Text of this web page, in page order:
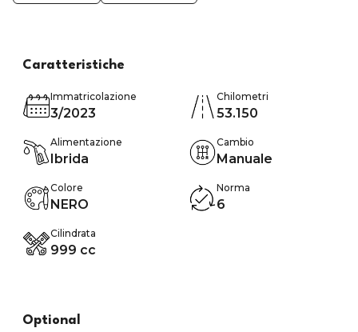
Caratteristiche
Immatricolazione
3/2023
Chilometri
53.150
Alimentazione
Ibrida
Cambio
Manuale
Colore
NERO
Norma
6
Cilindrata
999 cc
Optional